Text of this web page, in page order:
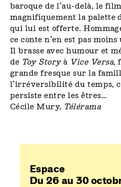
baroque de l’au-delà, le
magnifiquement la palette
qui lui est offerte.
ce conte n’en est pas
Il brasse avec humour et
de Toy Storyà Vice Versa,
grande fresque sur la
l’irréversibilité du temps,
persiste entre les êtres…
Cécile Mury, Télérama
Espace
Du 26 au 30